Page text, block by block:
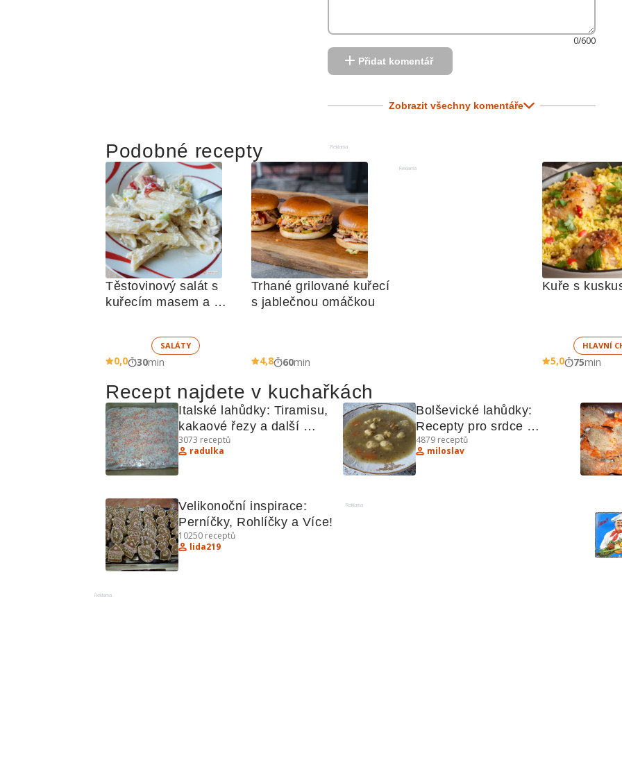
0/600
Přidat komentář
Zobrazit všechny komentáře
Reklama
Podobné recepty
Těstovinový salát s
kuřecím masem a
SALÁTY
0,0 30min
Trhané grilované kuřecí
s jablečnou omáčkou
4,8 60min
Reklama
Kuře s
HLAVNÍ
5,0 75min
Recept najdete v kuchařkách
Italské lahůdky: Tiramisu,
kakaové řezy a další
recepty
3073 receptů
radulka
Bolševické lahůdky:
Recepty pro srdce
východoevropské kuchyně
4879 receptů
miloslav
Velikonoční inspirace:
Perníčky, Rohlíčky a Více!
10250 receptů
lida219
Reklama
Reklama